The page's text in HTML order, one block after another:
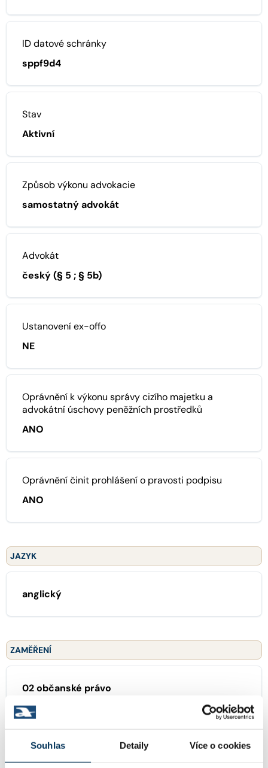
Souhlas Detaily Více o cookies
ID datové schránky
sppf9d4
Stav
Aktivní
Způsob výkonu advokacie
samostatný advokát
Advokát
český (§ 5 ; § 5b)
Ustanovení ex-offo
NE
Oprávnění k výkonu správy cizího majetku a
advokátní úschovy peněžních prostředků
ANO
Oprávnění činit prohlášení o pravosti podpisu
ANO
JAZYK
anglický
ZAMĚŘENÍ
02 občanské právo
35 veřejné zakázky